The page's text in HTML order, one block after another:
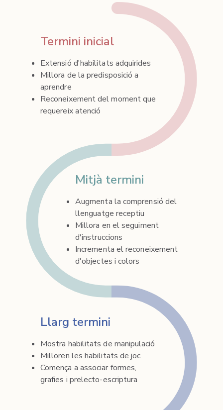
Termini inicial
Extensió d'habilitats adquirides
Millora de la predisposició a
aprendre
Reconeixement del moment que
requereix atenció
Mitjà termini
Augmenta la comprensió del
llenguatge receptiu
Millora en el seguiment
d'instruccions
Incrementa el reconeixement
d'objectes i colors
Llarg termini
Mostra habilitats de manipulació
Milloren les habilitats de joc
Comença a associar formes,
grafies i prelecto-escriptura